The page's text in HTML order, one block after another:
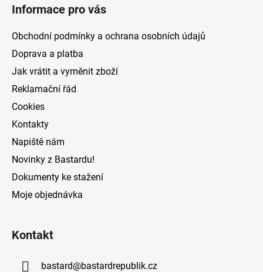
Informace pro vás
Obchodní podmínky a ochrana osobních údajů
Doprava a platba
Jak vrátit a vyměnit zboží
Reklamační řád
Cookies
Kontakty
Napiště nám
Novinky z Bastardu!
Dokumenty ke stažení
Moje objednávka
Kontakt
bastard@bastardrepublik.cz